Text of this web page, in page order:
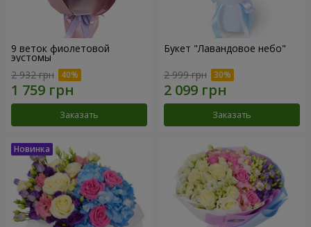
9 веток фиолетовой
эустомы
2 932 грн
Заказать
Букет "Лавандовое небо"
2 999 грн
Заказать